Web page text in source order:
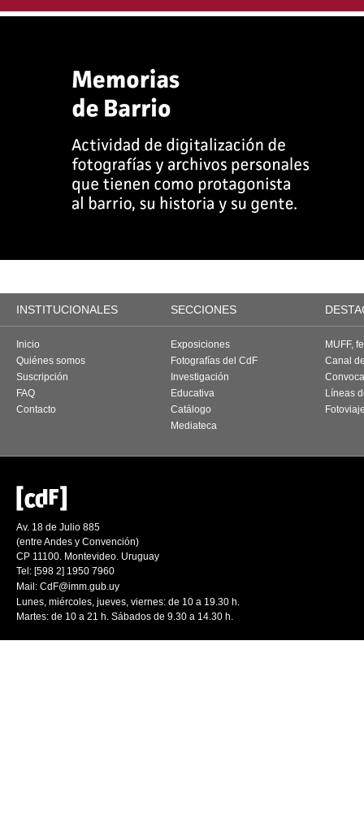
INSTITUCIONALES SECCIONES
Inicio
Quiénes somos
Suscripción
FAQ
Contacto
Exposiciones
Fotografías del CdF
Investigación
Educativa
Catálogo
Mediateca
MUFF,
Canal
Líneas
Av. 18 de Julio 885
(entre Andes y Convención)
CP 11100. Montevideo. Uruguay
Tel: [598 2] 1950 7960
Mail: CdF@imm.gub.uy
Lunes, miércoles, jueves, viernes: de 10 a 19.30 h.
Martes: de 10 a 21 h. Sábados de 9.30 a 14.30 h.